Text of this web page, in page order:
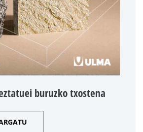
buruzko txostena